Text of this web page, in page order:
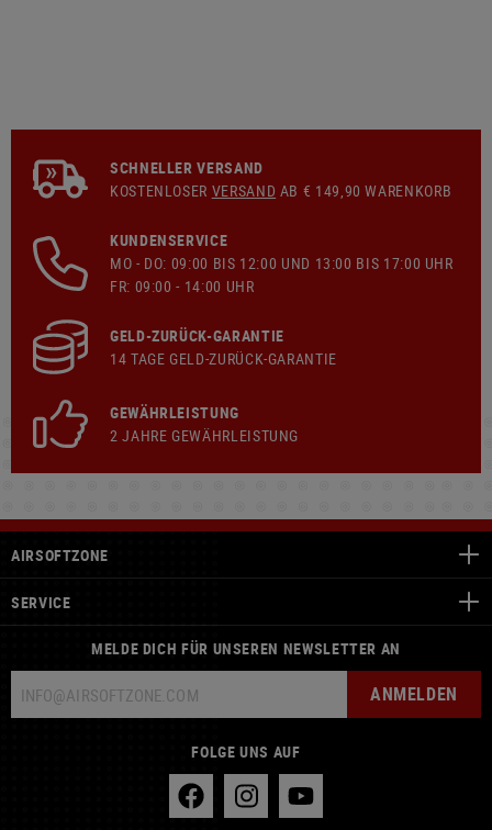
SCHNELLER VERSAND
KOSTENLOSER VERSAND AB € 149,90 WARENKORB
KUNDENSERVICE
MO - DO: 09:00 BIS 12:00 UND 13:00 BIS 17:00 UHR
FR: 09:00 - 14:00 UHR
GELD-ZURÜCK-GARANTIE
14 TAGE GELD-ZURÜCK-GARANTIE
GEWÄHRLEISTUNG
2 JAHRE GEWÄHRLEISTUNG
AIRSOFTZONE
SERVICE
MELDE DICH FÜR UNSEREN NEWSLETTER AN
ANMELDEN
FOLGE UNS AUF